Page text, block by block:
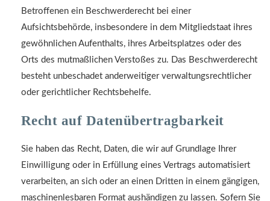
Betroffenen ein Beschwerderecht bei einer
Aufsichtsbehörde, insbesondere in dem Mitgliedstaat ihres
gewöhnlichen Aufenthalts, ihres Arbeitsplatzes oder des
Orts des mutmaßlichen Verstoßes zu. Das Beschwerderecht
besteht unbeschadet anderweitiger verwaltungsrechtlicher
oder gerichtlicher Rechtsbehelfe.
Recht auf Daten­übertrag­barkeit
Sie haben das Recht, Daten, die wir auf Grundlage Ihrer
Einwilligung oder in Erfüllung eines Vertrags automatisiert
verarbeiten, an sich oder an einen Dritten in einem gängigen,
maschinenlesbaren Format aushändigen zu lassen. Sofern Sie